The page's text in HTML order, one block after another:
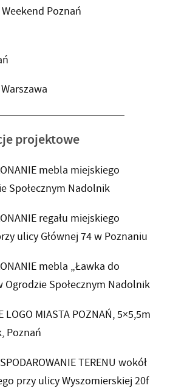
Poznań
projektowe
mebla miejskiego
Społecznym Nadolnik
regału miejskiego
ulicy Głównej 74 w Poznaniu
mebla „Ławka do
Ogrodzie Społecznym Nadolnik
LOGO MIASTA POZNAŃ, 5×5,5m
Poznań
TERENU wokół
przy ulicy Wyszomierskiej 20f